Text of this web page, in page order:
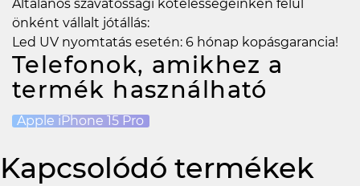
Általános szavatossági kötelességeinken felül
önként vállalt jótállás:
Led UV nyomtatás esetén: 6 hónap kopásgarancia!
Telefonok, amikhez a
termék használható
Apple iPhone 15 Pro
Kapcsolódó termékek